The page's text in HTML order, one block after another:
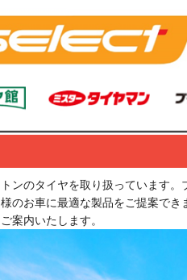
ンのタイヤを取り扱っています。
のお車に最適な製品をご提案でき
案内いたします。